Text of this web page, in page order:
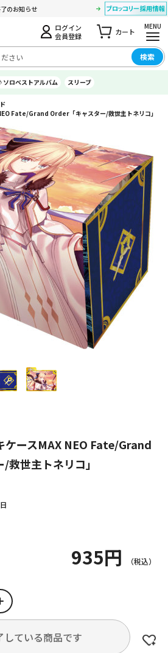
のお知らせ
ログイン
会員登録
カート
MENU
検索
ロベストアルバム スリーブ
Fate/Grand Order「キャスター/救世主トネリコ」
ケースMAX NEO Fate/Grand
世主トネリコ」
935円
している商品です